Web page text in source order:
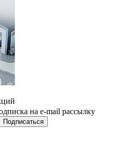
на e-mail рассылку